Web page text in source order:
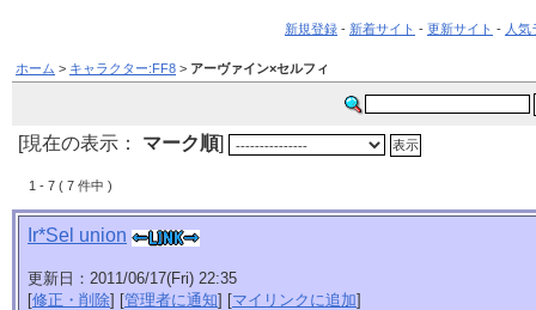
新規登録 - 新着サイト - 更新サイト - 人
ホーム > キャラクター:FF8 > アーヴァイン×セルフィ
[現在の表示： マーク順]
1 - 7 ( 7 件中 )
Ir*Sel union
更新日：2011/06/17(Fri) 22:35
[修正・削除] [管理者に通知] [マイリンクに追加]